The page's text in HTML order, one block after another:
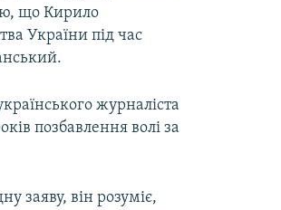
що Кирило
України під час
журналіста
позбавлення волі за
заяву, він розуміє,